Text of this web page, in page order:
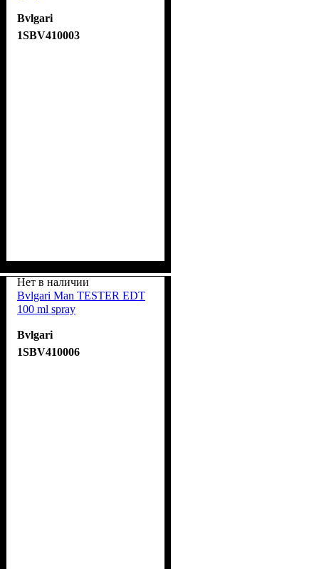
Bvlgari
1SBV410003
Нет в наличии
Bvlgari Man TESTER EDT
100 ml spray
Bvlgari
1SBV410006